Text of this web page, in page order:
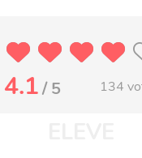
4.1/ 5 134